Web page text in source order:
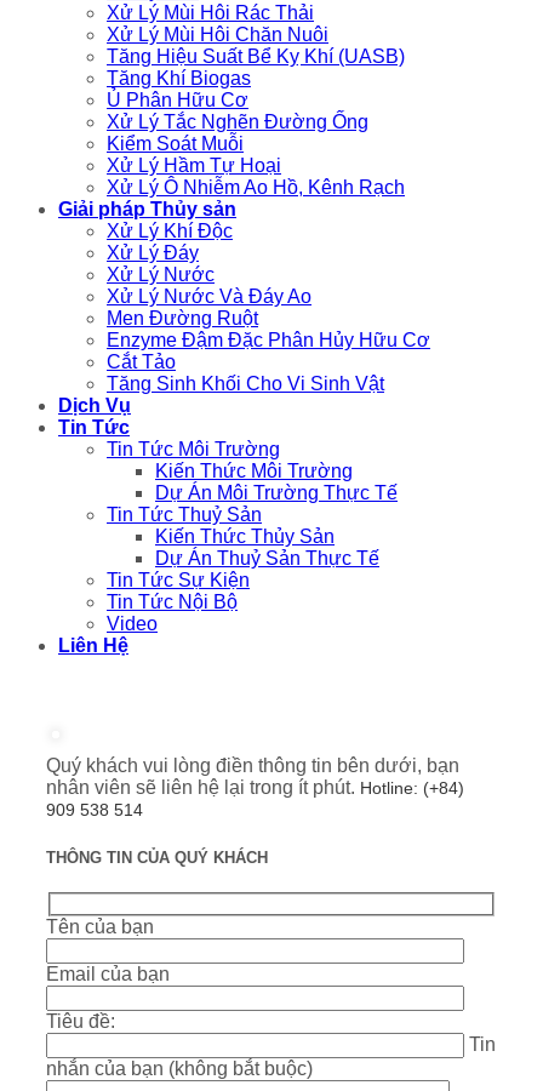
Xử Lý Mùi Hôi Rác Thải
Xử Lý Mùi Hôi Chăn Nuôi
Tăng Hiệu Suất Bể Kỵ Khí (UASB)
Tăng Khí Biogas
Ủ Phân Hữu Cơ
Xử Lý Tắc Nghẽn Đường Ống
Kiểm Soát Muỗi
Xử Lý Hầm Tự Hoại
Xử Lý Ô Nhiễm Ao Hồ, Kênh Rạch
Giải pháp Thủy sản
Xử Lý Khí Độc
Xử Lý Đáy
Xử Lý Nước
Xử Lý Nước Và Đáy Ao
Men Đường Ruột
Enzyme Đậm Đặc Phân Hủy Hữu Cơ
Cắt Tảo
Tăng Sinh Khối Cho Vi Sinh Vật
Dịch Vụ
Tin Tức
Tin Tức Môi Trường
Kiến Thức Môi Trường
Dự Án Môi Trường Thực Tế
Tin Tức Thuỷ Sản
Kiến Thức Thủy Sản
Dự Án Thuỷ Sản Thực Tế
Tin Tức Sự Kiện
Tin Tức Nội Bộ
Video
Liên Hệ
Quý khách vui lòng điền thông tin bên dưới, bạn
nhân viên sẽ liên hệ lại trong ít phút. Hotline: (+84)
909 538 514
THÔNG TIN CỦA QUÝ KHÁCH
Tên của bạn
Email của bạn
Tiêu đề:
Tin
nhắn của bạn (không bắt buộc)